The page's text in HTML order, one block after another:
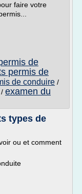
faire votre
de
permis de
de conduire /
/ examen du
types de
ou et comment